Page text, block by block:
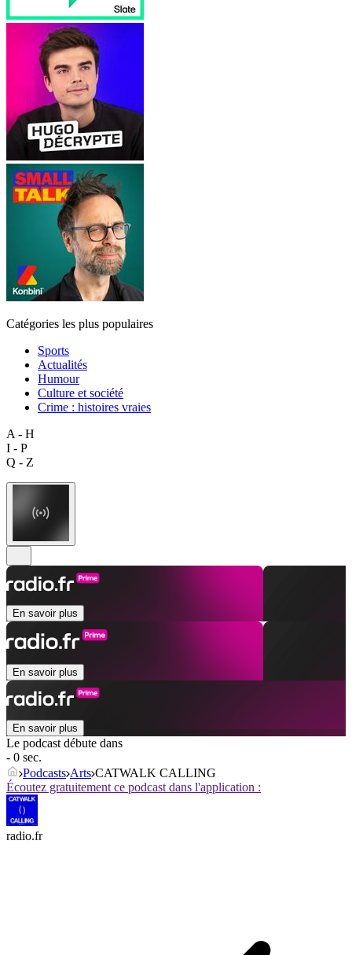
Catégories les plus populaires
Sports
Actualités
Humour
Culture et société
Crime : histoires vraies
A - H
I - P
Q - Z
En savoir plus
En savoir plus
En savoir plus
Le podcast débute dans
- 0 sec.
Podcasts Arts CATWALK CALLING
Écoutez gratuitement ce podcast dans l'application :
radio.fr